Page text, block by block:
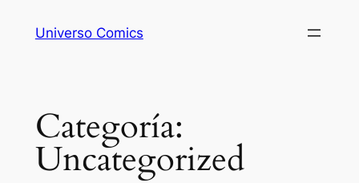
Universo Comics
Categoría:
Uncategorized